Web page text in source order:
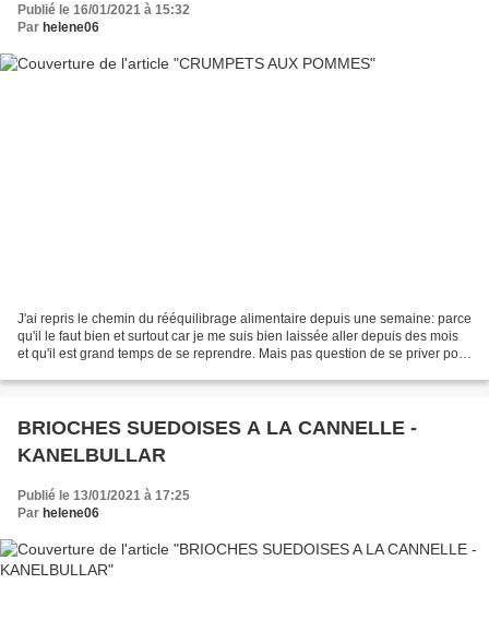
Publié le 16/01/2021 à 15:32
Par helene06
J'ai repris le chemin du rééquilibrage alimentaire depuis une semaine: parce
qu'il le faut bien et surtout car je me suis bien laissée aller depuis des mois
et qu'il est grand temps de se reprendre. Mais pas question de se priver pour
BRIOCHES SUEDOISES A LA CANNELLE -
KANELBULLAR
Publié le 13/01/2021 à 17:25
Par helene06